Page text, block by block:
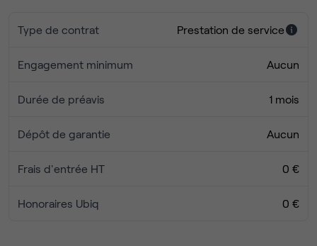
Type de contrat Prestation de service
Engagement minimum Aucun
Durée de préavis 1 mois
Dépôt de garantie Aucun
Frais d'entrée HT 0 €
Honoraires Ubiq 0 €